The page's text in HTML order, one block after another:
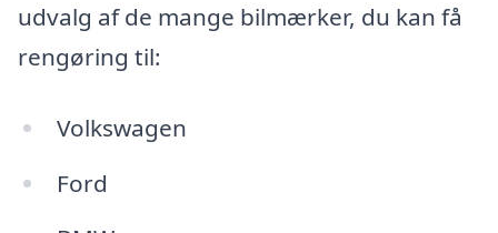
udvalg af de mange bilmærker, du kan få
rengøring til:
Volkswagen
Ford